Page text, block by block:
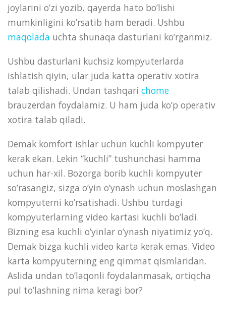
joylarini o’zi yozib, qayerda hato bo’lishi
mumkinligini ko’rsatib ham beradi. Ushbu
maqolada uchta shunaqa dasturlani ko’rganmiz.
Ushbu dasturlani kuchsiz kompyuterlarda
ishlatish qiyin, ular juda katta operativ xotira
talab qilishadi. Undan tashqari chome
brauzerdan foydalamiz. U ham juda ko’p operativ
xotira talab qiladi.
Demak komfort ishlar uchun kuchli kompyuter
kerak ekan. Lekin “kuchli” tushunchasi hamma
uchun har-xil. Bozorga borib kuchli kompyuter
so’rasangiz, sizga o’yin o’ynash uchun moslashgan
kompyuterni ko’rsatishadi. Ushbu turdagi
kompyuterlarning video kartasi kuchli bo’ladi.
Bizning esa kuchli o’yinlar o’ynash niyatimiz yo’q.
Demak bizga kuchli video karta kerak emas. Video
karta kompyuterning eng qimmat qismlaridan.
Aslida undan to’laqonli foydalanmasak, ortiqcha
pul to’lashning nima keragi bor?